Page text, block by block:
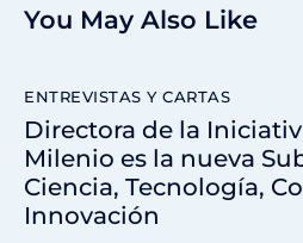
You May Also Like
ENTREVISTAS Y CARTAS
Directora de la
Milenio es la nueva
Ciencia, Tecnología,
Innovación